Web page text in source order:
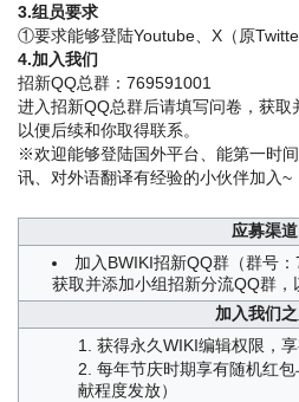
3.组员要求
①要求能够登陆Youtube、X（原
4.加入我们
招新QQ总群：769591001
进入招新QQ总群后请填写问卷，获取
以便后续和你取得联系。
※欢迎能够登陆国外平台、能第一时
讯、对外语翻译有经验的小伙伴加入~
应募渠道
加入BWIKI招新QQ群（群号
获取并添加小组招新分流QQ群，
加入我们
获得永久WIKI编辑权限，
每年节庆时期享有随机红
献程度发放）